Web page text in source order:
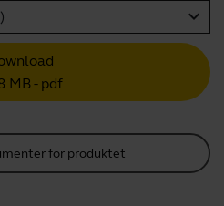
expand_more
MB - pdf
for produktet